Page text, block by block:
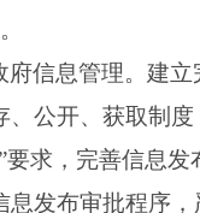
府信息管理。建
、公开、获取制度
要求，完善信息发
息发布审批程序